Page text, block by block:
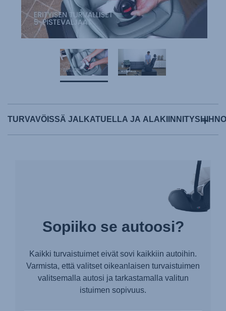
TURVAVÖISSÄ JALKATUELLA JA
Sopiiko se autoosi?
Kaikki turvaistuimet eivät sovi kaikkiin autoihin.
Varmista, että valitset oikeanlaisen turvaistuimen
valitsemalla autosi ja tarkastamalla valitun
istuimen sopivuus.